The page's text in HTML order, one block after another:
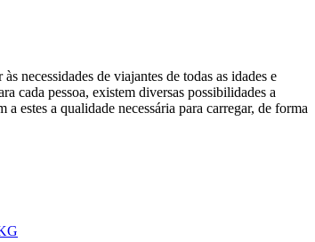
necessidades de viajantes de todas as idades e
cada pessoa, existem diversas possibilidades a
estes a qualidade necessária para carregar, de forma